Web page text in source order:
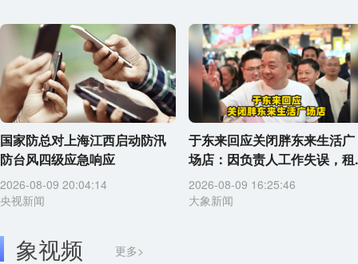
国家防总对上海江西启动防汛
防台风四级应急响应
2026-08-09 20:04:14
央视新闻
于东来回应关闭胖东来生活广
场店：因负责人工作失误，租
2026-08-09 16:25:46
大象新闻
象视频 更多>